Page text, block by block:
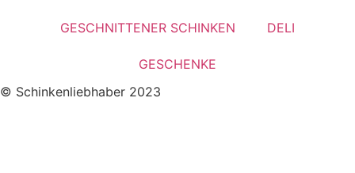
GESCHNITTENER SCHINKEN DELI
GESCHENKE
© Schinkenliebhaber 2023